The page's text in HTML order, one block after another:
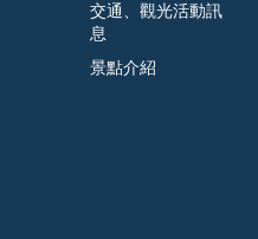
交通、觀光活動訊
息
景點介紹